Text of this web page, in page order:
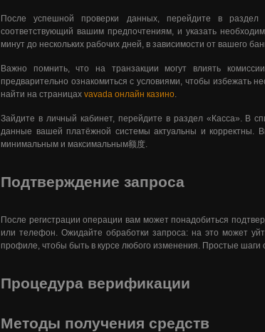
После успешной проверки данных, перейдите в
соответствующий вашим предпочтениям, и указать
минут до нескольких рабочих дней, в зависимости от вашего
Важно помнить, что на транзакции могут влиять
предварительно ознакомиться с условиями, чтобы
найти на страницах vavada онлайн казино.
Зайдите в личный кабинет, перейдите в раздел «Касса». В
данные вашей платёжной системы актуальны и корректны.
минимальным и максимальным额度.
Подтверждение запроса
После регистрации операции вам может понадобиться
или телефон. Ожидайте обработки запроса: на это может
профиле, чтобы быть в курсе любого изменения. Простые
Процедура верификации
Методы получения средств